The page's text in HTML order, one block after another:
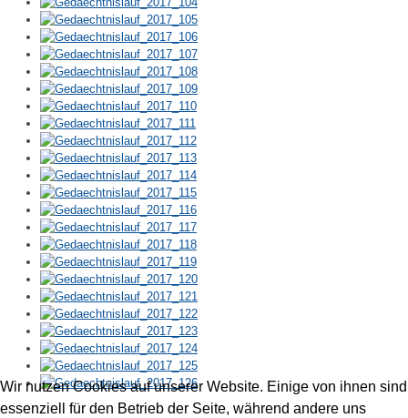
Wir nutzen Cookies auf unserer Website. Einige von ihnen sind
essenziell für den Betrieb der Seite, während andere uns